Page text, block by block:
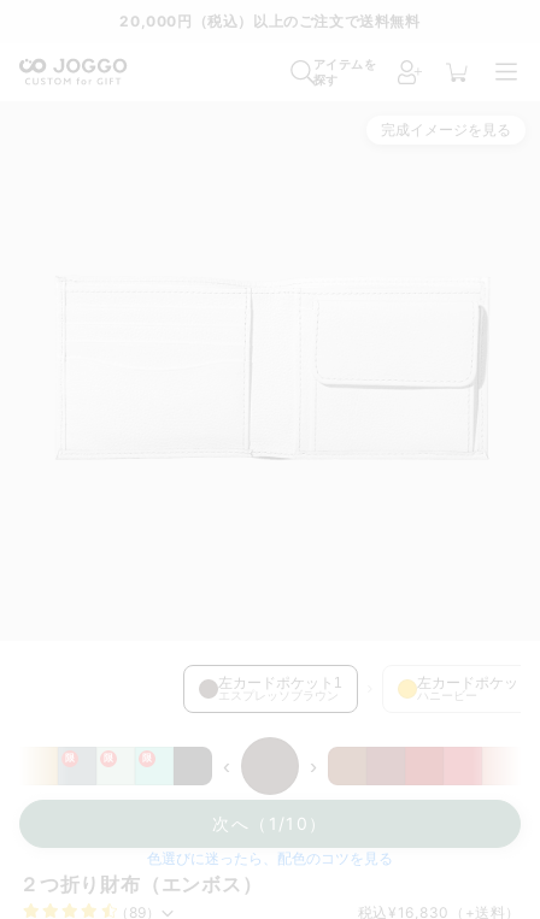
通常便 8/28 特急便 8/22 超特急便−
アイテムを
探す
完成イメージを見る
左カードポケット1 を選択中左カードポケット1
エスプレッソブラウン
左カードポケット2
ハニービー
限 限 限 ‹ ›
２つ折り財布（エンボス）
（89） 税込 ¥16,830 （+送料）
次へ（1/10）
色選びに迷ったら、配色のコツを見る